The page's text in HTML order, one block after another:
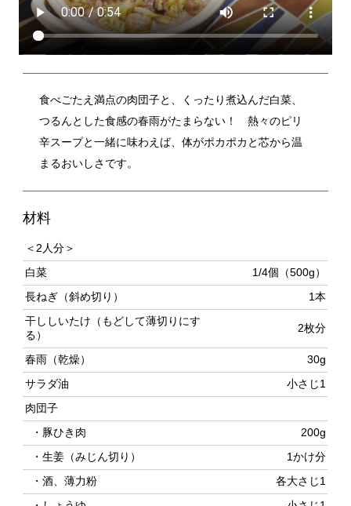
食べごたえ満点の肉団子と、くったり煮込んだ白菜、
つるんとした食感の春雨がたまらない！ 熱々のピリ
材料
長ねぎ（斜め切り）
干ししいたけ（もどして薄切りにす
る）
春雨（乾燥） 30g
サラダ油
肉団子
・豚ひき肉 200g
・生姜（みじん切り） 1かけ分
・酒、薄力粉
・しょうゆ
・白こしょう
鍋つゆ
・水 500ml
・しょうゆ、酒